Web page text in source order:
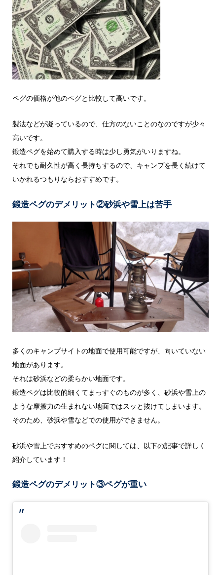
ペグの価格が他のペグと比較して高いです。
製法などが凝っているので、仕方のないことのなのですが少々
高いです。
鍛造ペグを始めて購入する時は少し勇気がいりますね。
それでも耐久性が高く長持ちするので、キャンプを長く続けて
いかれるつもりならおすすめです。
鍛造ペグのデメリット②砂浜や雪上は苦手
多くのキャンプサイトの地面で使用可能ですが、向いていない
地面があります。
それは砂浜などの柔らかい地面です。
鍛造ペグは比較的細くてまっすぐのものが多く、砂浜や雪上の
ような摩擦力の生まれない地面ではスッと抜けてしまいます。
そのため、砂浜や雪などでの使用ができません。
砂浜や雪上でおすすめのペグに関しては、以下の記事で詳しく
紹介しています！
鍛造ペグのデメリット③ペグが重い